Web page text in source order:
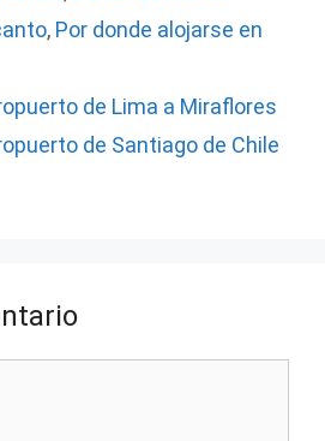
, Por donde alojarse en
de Lima a Miraflores
de Santiago de Chile